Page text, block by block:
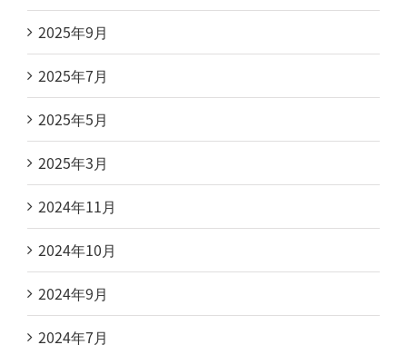
2025年9月
2025年7月
2025年5月
2025年3月
2024年11月
2024年10月
2024年9月
2024年7月